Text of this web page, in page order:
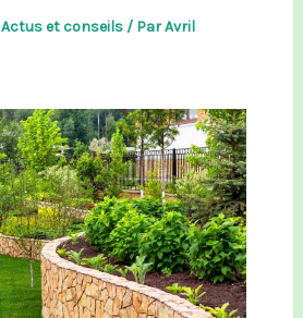
Actus et conseils/ ParAvril